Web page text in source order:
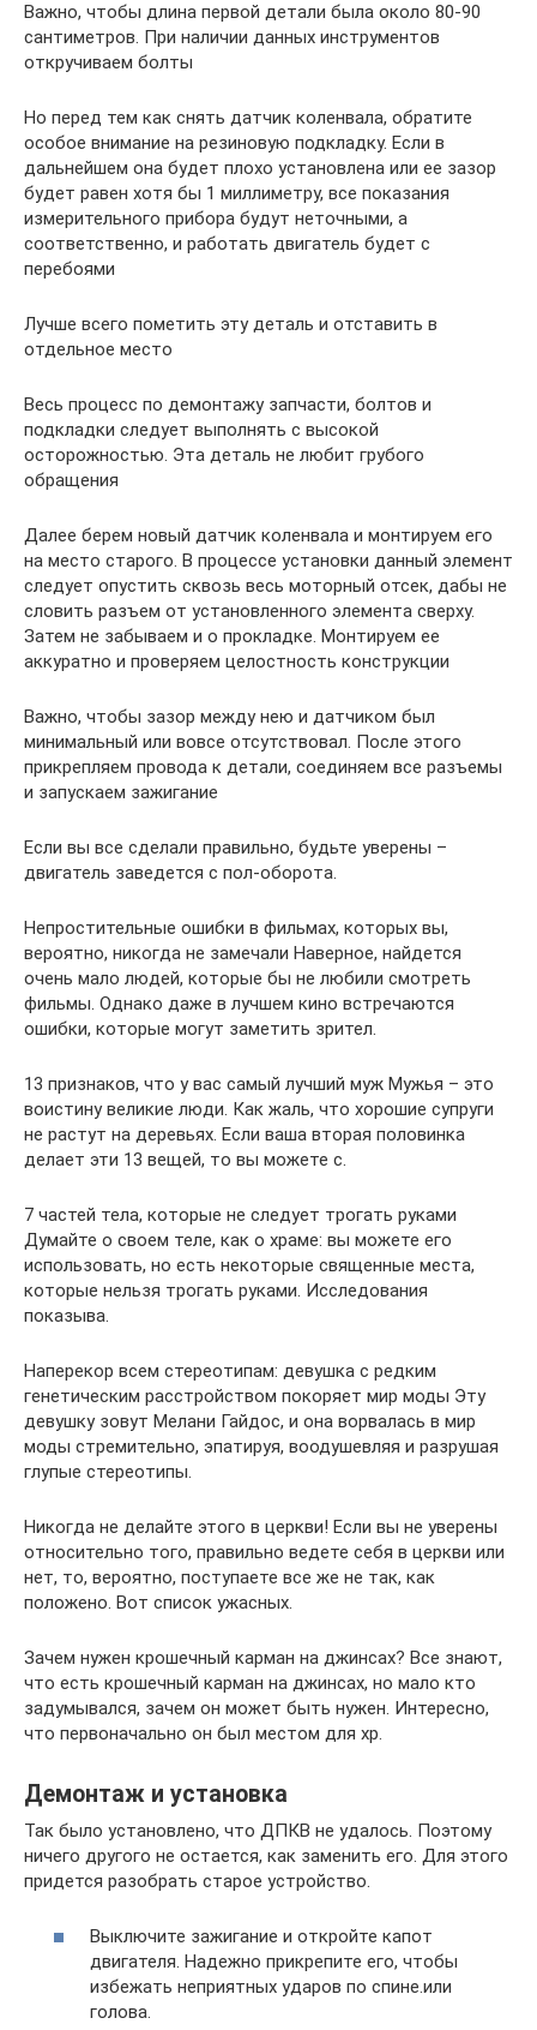
Важно, чтобы длина первой детали была около 80-90
сантиметров. При наличии данных инструментов
откручиваем болты
Но перед тем как снять датчик коленвала, обратите
особое внимание на резиновую подкладку. Если в
дальнейшем она будет плохо установлена или ее зазор
будет равен хотя бы 1 миллиметру, все показания
измерительного прибора будут неточными, а
соответственно, и работать двигатель будет с
перебоями
Лучше всего пометить эту деталь и отставить в
отдельное место
Весь процесс по демонтажу запчасти, болтов и
подкладки следует выполнять с высокой
осторожностью. Эта деталь не любит грубого
обращения
Далее берем новый датчик коленвала и монтируем его
на место старого. В процессе установки данный элемент
следует опустить сквозь весь моторный отсек, дабы не
словить разъем от установленного элемента сверху.
Затем не забываем и о прокладке. Монтируем ее
аккуратно и проверяем целостность конструкции
Важно, чтобы зазор между нею и датчиком был
минимальный или вовсе отсутствовал. После этого
прикрепляем провода к детали, соединяем все разъемы
и запускаем зажигание
Если вы все сделали правильно, будьте уверены –
двигатель заведется с пол-оборота.
Непростительные ошибки в фильмах, которых вы,
вероятно, никогда не замечали Наверное, найдется
очень мало людей, которые бы не любили смотреть
фильмы. Однако даже в лучшем кино встречаются
ошибки, которые могут заметить зрител.
13 признаков, что у вас самый лучший муж Мужья – это
воистину великие люди. Как жаль, что хорошие супруги
не растут на деревьях. Если ваша вторая половинка
делает эти 13 вещей, то вы можете с.
7 частей тела, которые не следует трогать руками
Думайте о своем теле, как о храме: вы можете его
использовать, но есть некоторые священные места,
которые нельзя трогать руками. Исследования
показыва.
Наперекор всем стереотипам: девушка с редким
генетическим расстройством покоряет мир моды Эту
девушку зовут Мелани Гайдос, и она ворвалась в мир
моды стремительно, эпатируя, воодушевляя и разрушая
глупые стереотипы.
Никогда не делайте этого в церкви! Если вы не уверены
относительно того, правильно ведете себя в церкви или
нет, то, вероятно, поступаете все же не так, как
положено. Вот список ужасных.
Зачем нужен крошечный карман на джинсах? Все знают,
что есть крошечный карман на джинсах, но мало кто
задумывался, зачем он может быть нужен. Интересно,
что первоначально он был местом для хр.
Демонтаж и установка
Так было установлено, что ДПКВ не удалось. Поэтому
ничего другого не остается, как заменить его. Для этого
придется разобрать старое устройство.
Выключите зажигание и откройте капот
двигателя. Надежно прикрепите его, чтобы
избежать неприятных ударов по спине.или
голова.